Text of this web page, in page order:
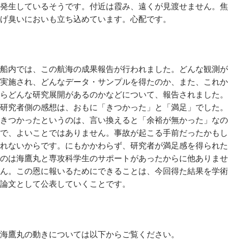
発生しているそうです。付近は霞み、遠くが見渡せません。焦
げ臭いにおいも立ち込めています。心配です。
船内では、この航海の成果報告が行われました。どんな観測が
実施され、どんなデータ・サンプルを得たのか、また、これか
らどんな研究展開があるのかなどについて、報告されました。
研究者側の感想は、おもに「きつかった」と「満足」でした。
きつかったというのは、言い換えると「余裕が無かった」なの
で、よいことではありません。事故が起こる手前だったかもし
れないからです。にもかかわらず、研究者が満足感を得られた
のは海鷹丸と専攻科学生のサポートがあったからに他ありませ
ん。この恩に報いるためにできることは、今回得た結果を学術
論文として公表していくことです。
海鷹丸の動きについては以下からご覧ください。